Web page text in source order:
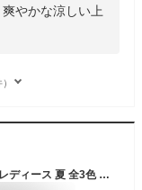
やかな涼しい上
天竺 ボーダー 半袖 パジャマ 上下セットアップ レディース 夏 全3色 M L ルームウエア 570420A-1 プルオーバー Uネック 丸首 七分丈パンツ ズボン 部屋着 寝間着 女性 婦人 大人 シンプル 横縞 茶 赤 ブラウン ベージュ ワイン